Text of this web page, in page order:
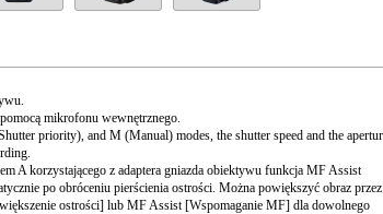
mikrofonu wewnętrznego.
priority), and M (Manual) modes, the shutter speed and the
A korzystającego z adaptera gniazda obiektywu funkcja MF Assist
po obróceniu pierścienia ostrości. Można powiększyć obraz przez
ostrości] lub MF Assist [Wspomaganie MF] dla dowolnego